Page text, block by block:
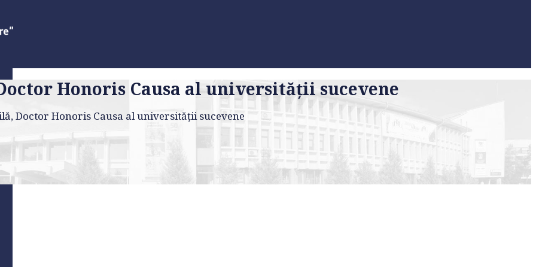
Honoris Causa al universităţii sucevene
Doctor Honoris Causa al universităţii sucevene